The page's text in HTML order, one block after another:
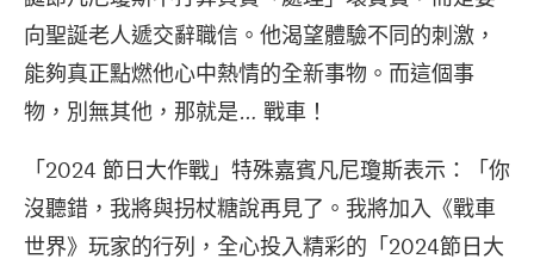
向聖誕老人遞交辭職信。他渴望體驗不同的刺激，
能夠真正點燃他心中熱情的全新事物。而這個事
物，別無其他，那就是… 戰車！
「2024 節日大作戰」特殊嘉賓凡尼瓊斯表示：「你
沒聽錯，我將與拐杖糖說再見了。我將加入《戰車
世界》玩家的行列，全心投入精彩的「2024節日大